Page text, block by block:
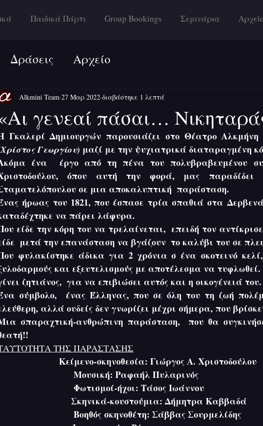
Παιδικά Πάρτι Group Bookings Σεμινάρια
Δράσεις Αρχείο
γενεαί πάσαι…
Alkmini Team 27 Μαρ 2022 διαβάστηκε 1 λεπτά
Γεωργίου) μαζί με την ψυχιατρικά διαταραγμένη
ένα  έργο από τη πένα του πολυβραβευμένου
όπου αυτή την φορά, μας
σε μια αποκαλυπτική  παράσταση.
ήρωας του 1821, που έσπασε τρία σπαθιά στα
να πάρει λάφυρα.
είδε την κόρη του να τρελαίνεται,  επειδή τον
μετά την επανάσταση να βγάζουν  το καλύβι του σε
φυλακίστηκε άδικα για 2 χρόνια σ ένα σκοτεινό
και εξευτελισμούς με αποτέλεσμα να
ζητιάνος,  για να επιβιώσει αυτός και η οικογένειά του.
σύμβολο,  ένας Έλληνας, που σε όλη του τη ζωή
αλλά ουδείς δεν γνωρίζει μέχρι σήμερα, που
σπαραχτική-ανθρώπινη παράσταση,  που θα
ΤΗΣ ΠΑΡΑΣΤΑΣΗΣ
Κείμενο-σκηνοθεσία: Γιώργος Α. Χριστοδούλου
                               Μουσική: Ραφαήλ Πυλαρινός
                               Φωτισμοί-ήχοι: Τάσος Ιωάννου
                              Σκηνικά-κουστούμια: Δήμητρα Καββαδά
                               Βοηθός σκηνοθέτη: Σάββας Σουρμελίδης